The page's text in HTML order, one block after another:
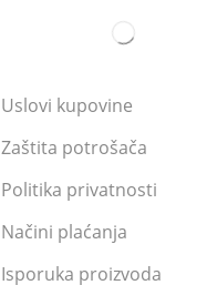
Uslovi kupovine
Zaštita potrošača
Politika privatnosti
Načini plaćanja
Isporuka proizvoda